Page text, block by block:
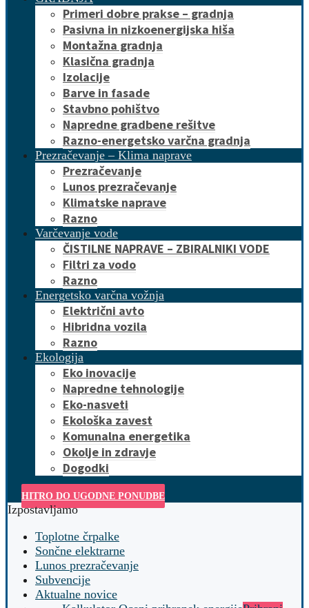
Primeri dobre prakse – gradnja
Pasivna in nizkoenergijska hiša
Montažna gradnja
Klasična gradnja
Izolacije
Barve in fasade
Stavbno pohištvo
Napredne gradbene rešitve
Razno-energetsko varčna gradnja
Prezračevanje – Klima naprave
Prezračevanje
Lunos prezračevanje
Klimatske naprave
Razno
Varčevanje vode
ČISTILNE NAPRAVE – ZBIRALNIKI VODE
Filtri za vodo
Razno
Energetsko varčna vožnja
Električni avto
Hibridna vozila
Razno
Ekologija
Eko inovacije
Napredne tehnologije
Eko-nasveti
Ekološka zavest
Komunalna energetika
Okolje in zdravje
Dogodki
HITRO DO UGODNE PONUDBE
Izpostavljamo
Toplotne črpalke
Sončne elektrarne
Lunos prezračevanje
Subvencije
Aktualne novice